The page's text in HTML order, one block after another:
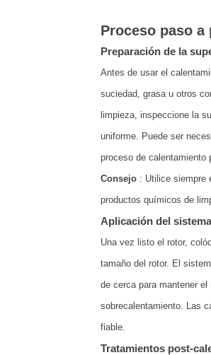
Proceso paso
Preparación de la
Antes de usar el
suciedad, grasa u otros
limpieza, inspeccione la
uniforme. Puede ser
proceso de calentamiento
Consejo: Utilice siempre
productos químicos de
Aplicación del
Una vez listo el rotor,
tamaño del rotor. El
de cerca para mantener
sobrecalentamiento. Las
fiable.
Tratamientos post-